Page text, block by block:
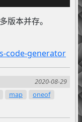
版本并存。
code-generator
2020-08-29
map
oneof